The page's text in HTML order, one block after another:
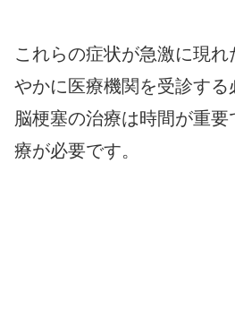
これらの症状が急激に現
やかに医療機関を受診する
脳梗塞の治療は時間が重
療が必要です。